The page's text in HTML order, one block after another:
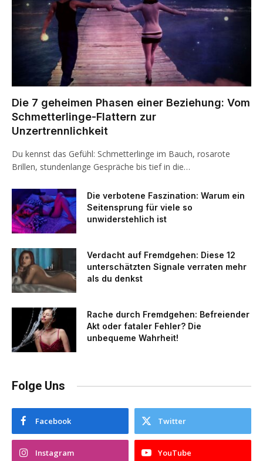
Die 7 geheimen Phasen einer Beziehung: Vom
Schmetterlinge-Flattern zur
Unzertrennlichkeit
Du kennst das Gefühl: Schmetterlinge im Bauch, rosarote
Brillen, stundenlange Gespräche bis tief in die…
Die verbotene Faszination: Warum ein
Seitensprung für viele so
unwiderstehlich ist
Verdacht auf Fremdgehen: Diese 12
unterschätzten Signale verraten mehr
als du denkst
Rache durch Fremdgehen: Befreiender
Akt oder fataler Fehler? Die
unbequeme Wahrheit!
Folge Uns
Facebook Twitter
Instagram YouTube